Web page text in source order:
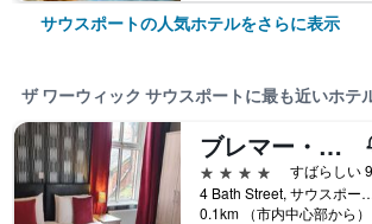
サウスポートの人気ホテルをさらに表示
ザ ワーウィック サウスポートに最も近いホテ
ブレマー・サウスポート
4つ星
すばらしい
4 Bath Street, サウ
0.1km （市内中心部から）